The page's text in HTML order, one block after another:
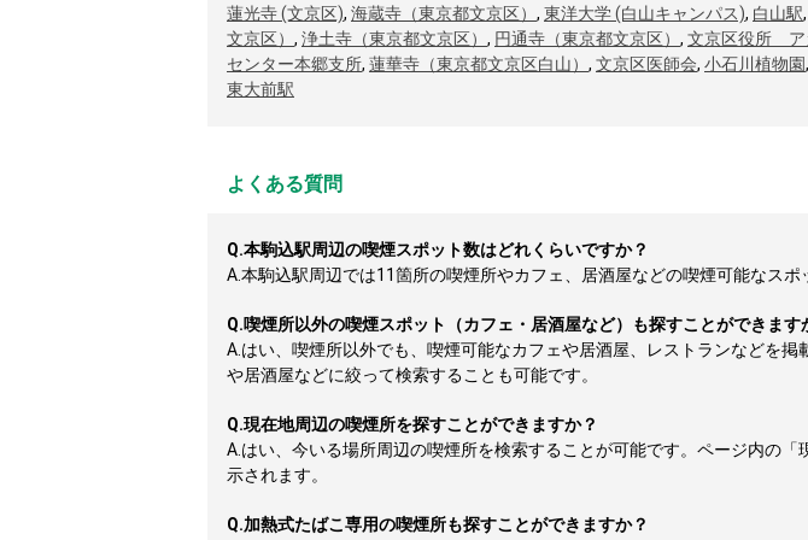
蓮光寺 (文京区), 海蔵寺（東京都文京区） , 東洋大学 (白山キャンパス), 白山駅,
文京区） , 浄土寺（東京都文京区） , 円通寺（東京都文京区） , 文京区役所 ア
センター本郷支所, 蓮華寺（東京都文京区白山） , 文京区医師会, 小石川植物園,
東大前駅
よくある質問
Q.本駒込駅周辺の喫煙スポット数はどれくらいですか？
A.本駒込駅周辺では11箇所の喫煙所やカフェ、居酒屋などの喫煙可能なス
Q.喫煙所以外の喫煙スポット（カフェ・居酒屋など）も探すことができます
A. はい、喫煙所以外でも、喫煙可能なカフェや居酒屋、レストランなどを
や居酒屋などに絞って検索することも可能です。
Q.現在地周辺の喫煙所を探すことができますか？
A. はい、今いる場所周辺の喫煙所を検索することが可能です。ページ内の
示されます。
Q.加熱式たばこ専用の喫煙所も探すことができますか？